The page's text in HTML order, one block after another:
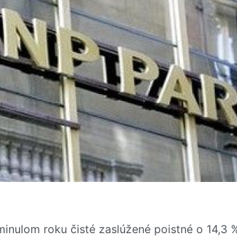
roku čisté zaslúžené poistné o 14,3